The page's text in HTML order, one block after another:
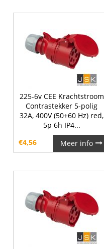
225-6v CEE Krachtstroom
Contrastekker 5-polig
32A, 400V (50+60 Hz) red,
5p 6h IP4...
€4,56 Meer info